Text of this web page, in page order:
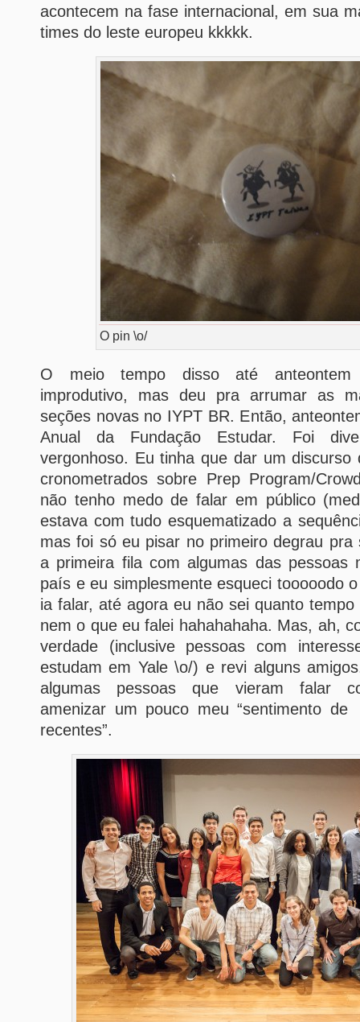
acontecem na fase internacional, em sua
times do leste europeu kkkkk.
O pin \o/
O meio tempo disso até anteontem
improdutivo, mas deu pra arrumar as
seções novas no IYPT BR. Então,
Anual da Fundação Estudar. Foi
vergonhoso. Eu tinha que dar um discurso
cronometrados sobre Prep Program/
não tenho medo de falar em público
estava com tudo esquematizado a
mas foi só eu pisar no primeiro degrau pra
a primeira fila com algumas das pessoas
país e eu simplesmente esqueci tooooodo
ia falar, até agora eu não sei quanto
nem o que eu falei hahahahaha. Mas, ah,
verdade (inclusive pessoas com
estudam em Yale \o/) e revi alguns
algumas pessoas que vieram falar
amenizar um pouco meu “sentimento
recentes”.